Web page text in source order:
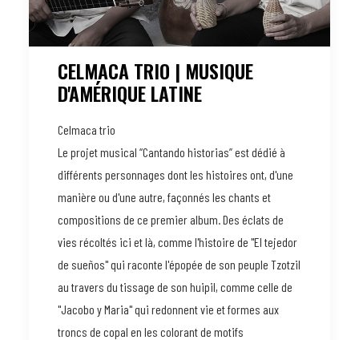
CELMACA TRIO | MUSIQUE
D'AMÉRIQUE LATINE
Celmaca trio
Le projet musical “Cantando historias” est dédié à
différents personnages dont les histoires ont, d'une
manière ou d'une autre, façonnés les chants et
compositions de ce premier album. Des éclats de
vies récoltés ici et là, comme l'histoire de "El tejedor
de sueños" qui raconte l'épopée de son peuple Tzotzil
au travers du tissage de son huipil, comme celle de
"Jacobo y Maria" qui redonnent vie et formes aux
troncs de copal en les colorant de motifs